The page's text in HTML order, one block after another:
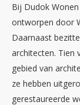
Bij Dudok
ontworpen door
Daarnaast
architecten. Tien
gebied van
ze hebben
gerestaureerde